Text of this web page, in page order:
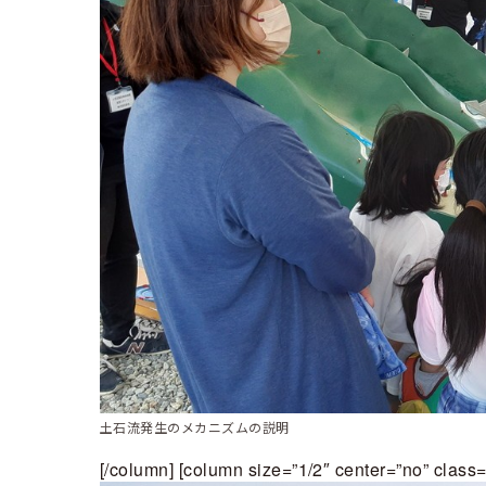
土石流発生のメカニズムの説明
[/column] [column size=”1/2″ center=”no”